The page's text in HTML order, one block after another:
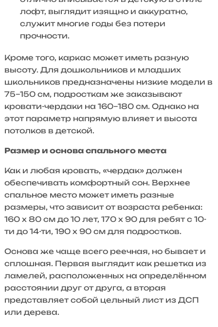
лофт, выглядит изящно и аккуратно,
служит многие годы без потери
прочности.
Кроме того, каркас может иметь разную
высоту. Для дошкольников и младших
школьников предназначены низкие модели в
75–150 см, подросткам же заказывают
кровати-чердаки на 160–180 см. Однако на
этот параметр напрямую влияет и высота
потолков в детской.
Размер и основа спального места
Как и любая кровать, «чердак» должен
обеспечивать комфортный сон. Верхнее
спальное место может иметь разные
размеры, что зависит от возраста ребенка:
160 х 80 см до 10 лет, 170 х 90 для ребят с 10-
ти до 14-ти, 190 х 90 см для подростков.
Основа же чаще всего реечная, но бывает и
сплошная. Первая выглядит как решетка из
ламелей, расположенных на определённом
расстоянии друг от друга, а вторая
представляет собой цельный лист из ДСП
или дерева.